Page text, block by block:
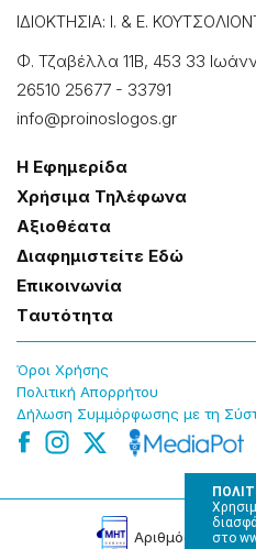
στο
ΙΔΙΟΚΤΗΣΙΑ: Ι. & Ε.
Φ. Τζαβέλλα 11Β, 453 33
26510 25677 - 33791
info@proinoslogos.gr
Η Εφημερίδα
Χρήσɩμα Τηλέφωνα
Αξɩοθέατα
Δɩαφημɩστείτε Εδώ
Επɩκοɩνωνία
Tαυτότητα
Όροɩ Χρήσης
Πολɩτɩκή Απορρήτου
Δήλωση Συμμόρφωσης με τη
Αρɩθμός